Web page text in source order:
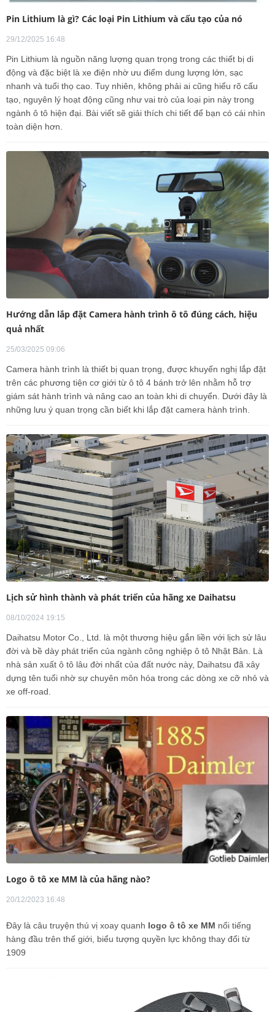
Pin Lithium là gì? Các loại Pin Lithium và cấu tạo của nó
29/12/2025 16:48
Pin Lithium là nguồn năng lượng quan trọng trong các thiết bị di
động và đặc biệt là xe điện nhờ ưu điểm dung lượng lớn, sạc
nhanh và tuổi thọ cao. Tuy nhiên, không phải ai cũng hiểu rõ cấu
tạo, nguyên lý hoạt động cũng như vai trò của loại pin này trong
ngành ô tô hiện đại. Bài viết sẽ giải thích chi tiết để bạn có cái nhìn
toàn diện hơn.
Hướng dẫn lắp đặt Camera hành trình ô tô đúng cách, hiệu
quả nhất
25/03/2025 09:06
Camera hành trình là thiết bị quan trọng, được khuyến nghị lắp đặt
trên các phương tiện cơ giới từ ô tô 4 bánh trở lên nhằm hỗ trợ
giám sát hành trình và nâng cao an toàn khi di chuyển. Dưới đây là
những lưu ý quan trọng cần biết khi lắp đặt camera hành trình.
Lịch sử hình thành và phát triển của hãng xe Daihatsu
08/10/2024 19:15
Daihatsu Motor Co., Ltd. là một thương hiệu gắn liền với lịch sử lâu
đời và bề dày phát triển của ngành công nghiệp ô tô Nhật Bản. Là
nhà sản xuất ô tô lâu đời nhất của đất nước này, Daihatsu đã xây
dựng tên tuổi nhờ sự chuyên môn hóa trong các dòng xe cỡ nhỏ và
xe off-road.
Logo ô tô xe MM là của hãng nào?
20/12/2023 16:48
Đây là câu truyện thú vị xoay quanh logo ô tô xe MM nổi tiếng
hàng đầu trên thế giới, biểu tượng quyền lực không thay đổi từ
1909